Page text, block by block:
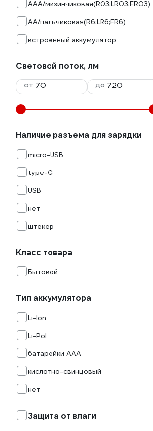
AAA/мизинчиковая(R03;LR03;FR03)
AA/пальчиковая(R6;LR6;FR6)
встроенный аккумулятор
Световой поток, лм
от
до
Наличие разъема для зарядки
micro-USB
type-C
USB
нет
штекер
Класс товара
Бытовой
Тип аккумулятора
Li-Ion
Li-Pol
батарейки AAA
кислотно-свинцовый
нет
Защита от влаги